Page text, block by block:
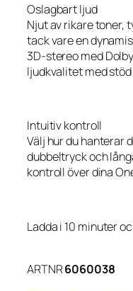
Oslagbart ljud
Njut av rikare toner,
tack vare en
3D-stereo med
ljudkvalitet med
Intuitiv kontroll
Välj hur du hanterar
dubbeltryck och
kontroll över dina
Ladda i 10 minuter
ARTNR6060038